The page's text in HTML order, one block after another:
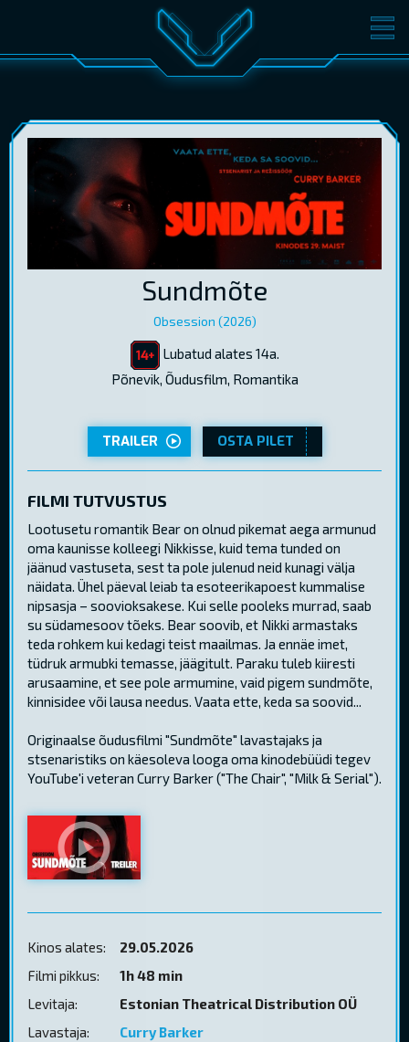
FILMID PILETID
KONVERENTS V-KLUBI
KINKEKAARDID
Sundmõte
Obsession (2026)
Lubatud alates 14a.
Põnevik, Õudusfilm, Romantika
TRAILER OSTA PILET
FILMI TUTVUSTUS
Lootusetu romantik Bear on olnud pikemat aega armunud
oma kaunisse kolleegi Nikkisse, kuid tema tunded on
jäänud vastuseta, sest ta pole julenud neid kunagi välja
näidata. Ühel päeval leiab ta esoteerikapoest kummalise
nipsasja – soovioksakese. Kui selle pooleks murrad, saab
su südamesoov tõeks. Bear soovib, et Nikki armastaks
teda rohkem kui kedagi teist maailmas. Ja ennäe imet,
tüdruk armubki temasse, jäägitult. Paraku tuleb kiiresti
arusaamine, et see pole armumine, vaid pigem sundmõte,
kinnisidee või lausa needus. Vaata ette, keda sa soovid...
Originaalse õudusfilmi "Sundmõte" lavastajaks ja
stsenaristiks on käesoleva looga oma kinodebüüdi tegev
YouTube'i veteran Curry Barker ("The Chair", "Milk & Serial").
Kinos alates:
29.05.2026
Filmi pikkus:
1h 48 min
Levitaja:
Estonian Theatrical Distribution OÜ
Lavastaja:
Curry Barker